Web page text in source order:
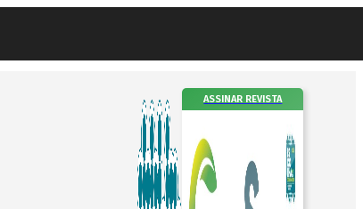
ASSINAR REVISTA